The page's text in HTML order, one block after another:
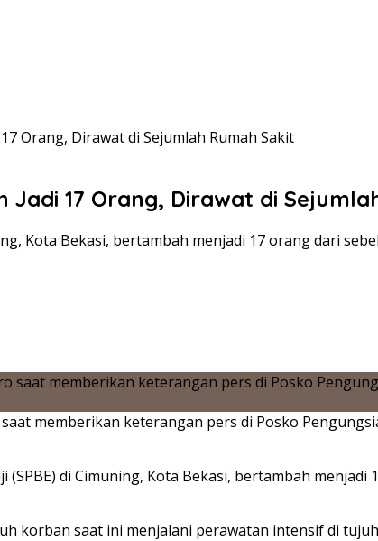
Orang, Dirawat di Sejumlah Rumah Sakit
17 Orang, Dirawat di
Kota Bekasi, bertambah menjadi 17 orang dari
memberikan keterangan pers di Posko
di Cimuning, Kota Bekasi, bertambah
korban saat ini menjalani perawatan intensif di